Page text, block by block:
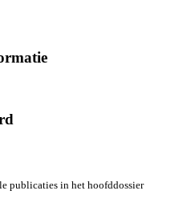
publicaties in het hoofddossier